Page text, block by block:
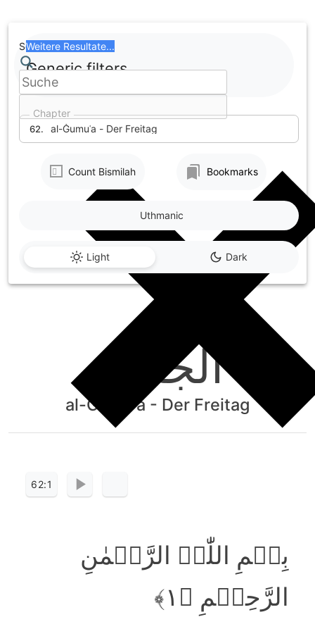
to
content
Chapter
62. al-Ǧumuʿa - Der Freitag
Search
Weitere Resultate...
Generic filters
Count Bismilah Bookmarks
Light Dark
Uthmanic
الْجُمُعَۃِ
al-Ǧumuʿa - Der Freitag
62:1
بِسۡمِ اللّٰہِ الرَّحۡمٰنِ
الرَّحِیۡمِ ﴿۱﴾